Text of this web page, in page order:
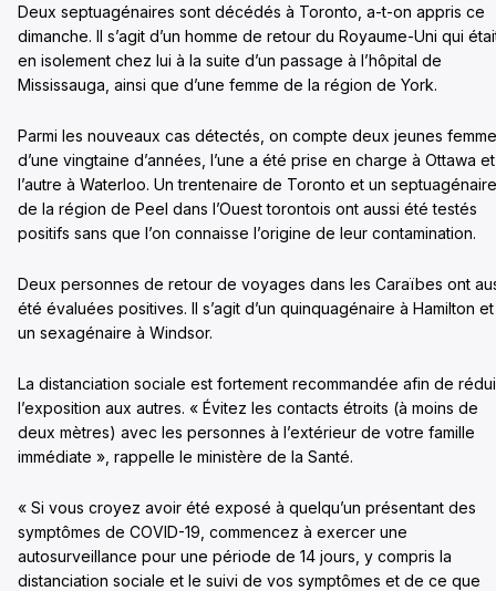
Deux septuagénaires sont décédés à Toronto, a-t-on appris ce
dimanche. ll s’agit d’un homme de retour du Royaume-Uni qui
en isolement chez lui à la suite d’un passage à l’hôpital de
Mississauga, ainsi que d’une femme de la région de York.
Parmi les nouveaux cas détectés, on compte deux jeunes
d’une vingtaine d’années, l’une a été prise en charge à Ottawa et
l’autre à Waterloo. Un trentenaire de Toronto et un septuagénaire
de la région de Peel dans l’Ouest torontois ont aussi été testés
positifs sans que l’on connaisse l’origine de leur contamination.
Deux personnes de retour de voyages dans les Caraïbes ont
été évaluées positives. Il s’agit d’un quinquagénaire à Hamilton et
un sexagénaire à Windsor.
La distanciation sociale est fortement recommandée afin de
l’exposition aux autres. « Évitez les contacts étroits (à moins de
deux mètres) avec les personnes à l’extérieur de votre famille
immédiate », rappelle le ministère de la Santé.
« Si vous croyez avoir été exposé à quelqu’un présentant des
symptômes de COVID-19, commencez à exercer une
autosurveillance pour une période de 14 jours, y compris la
distanciation sociale et le suivi de vos symptômes et de ce que